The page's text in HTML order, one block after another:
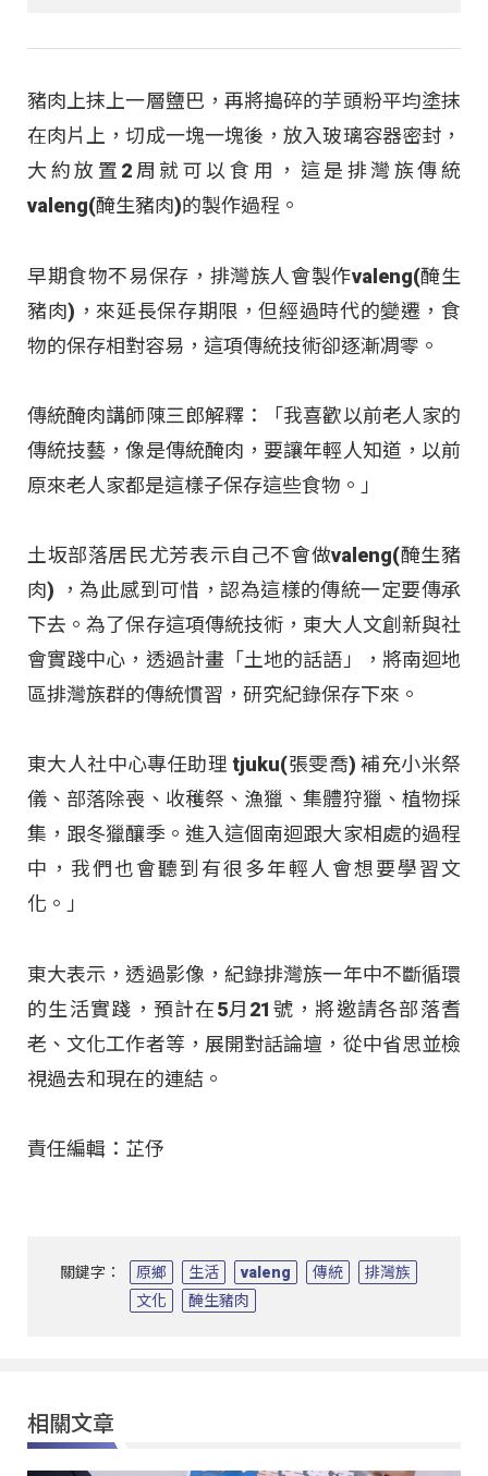
豬肉上抹上一層鹽巴，再將搗碎的芋頭粉平均塗抹
在肉片上，切成一塊一塊後，放入玻璃容器密封，
大約放置2周就可以食用，這是排灣族傳統
valeng(醃生豬肉)的製作過程。
早期食物不易保存，排灣族人會製作valeng(醃生
豬肉)，來延長保存期限，但經過時代的變遷，食
物的保存相對容易，這項傳統技術卻逐漸凋零。
傳統醃肉講師陳三郎解釋：「我喜歡以前老人家的
傳統技藝，像是傳統醃肉，要讓年輕人知道，以前
原來老人家都是這樣子保存這些食物。」
土坂部落居民尤芳表示自己不會做valeng(醃生豬
肉) ，為此感到可惜，認為這樣的傳統一定要傳承
下去。為了保存這項傳統技術，東大人文創新與社
會實踐中心，透過計畫「土地的話語」，將南迴地
區排灣族群的傳統慣習，研究紀錄保存下來。
東大人社中心專任助理 tjuku(張雯喬) 補充小米祭
儀、部落除喪、收穫祭、漁獵、集體狩獵、植物採
集，跟冬獵釀季。進入這個南迴跟大家相處的過程
中，我們也會聽到有很多年輕人會想要學習文
化。」
東大表示，透過影像，紀錄排灣族一年中不斷循環
的生活實踐，預計在5月21號，將邀請各部落耆
老、文化工作者等，展開對話論壇，從中省思並檢
視過去和現在的連結。
責任編輯：芷伃
關鍵字： 原鄉 生活 valeng 傳統
排灣族
文化
醃生豬肉
相關文章